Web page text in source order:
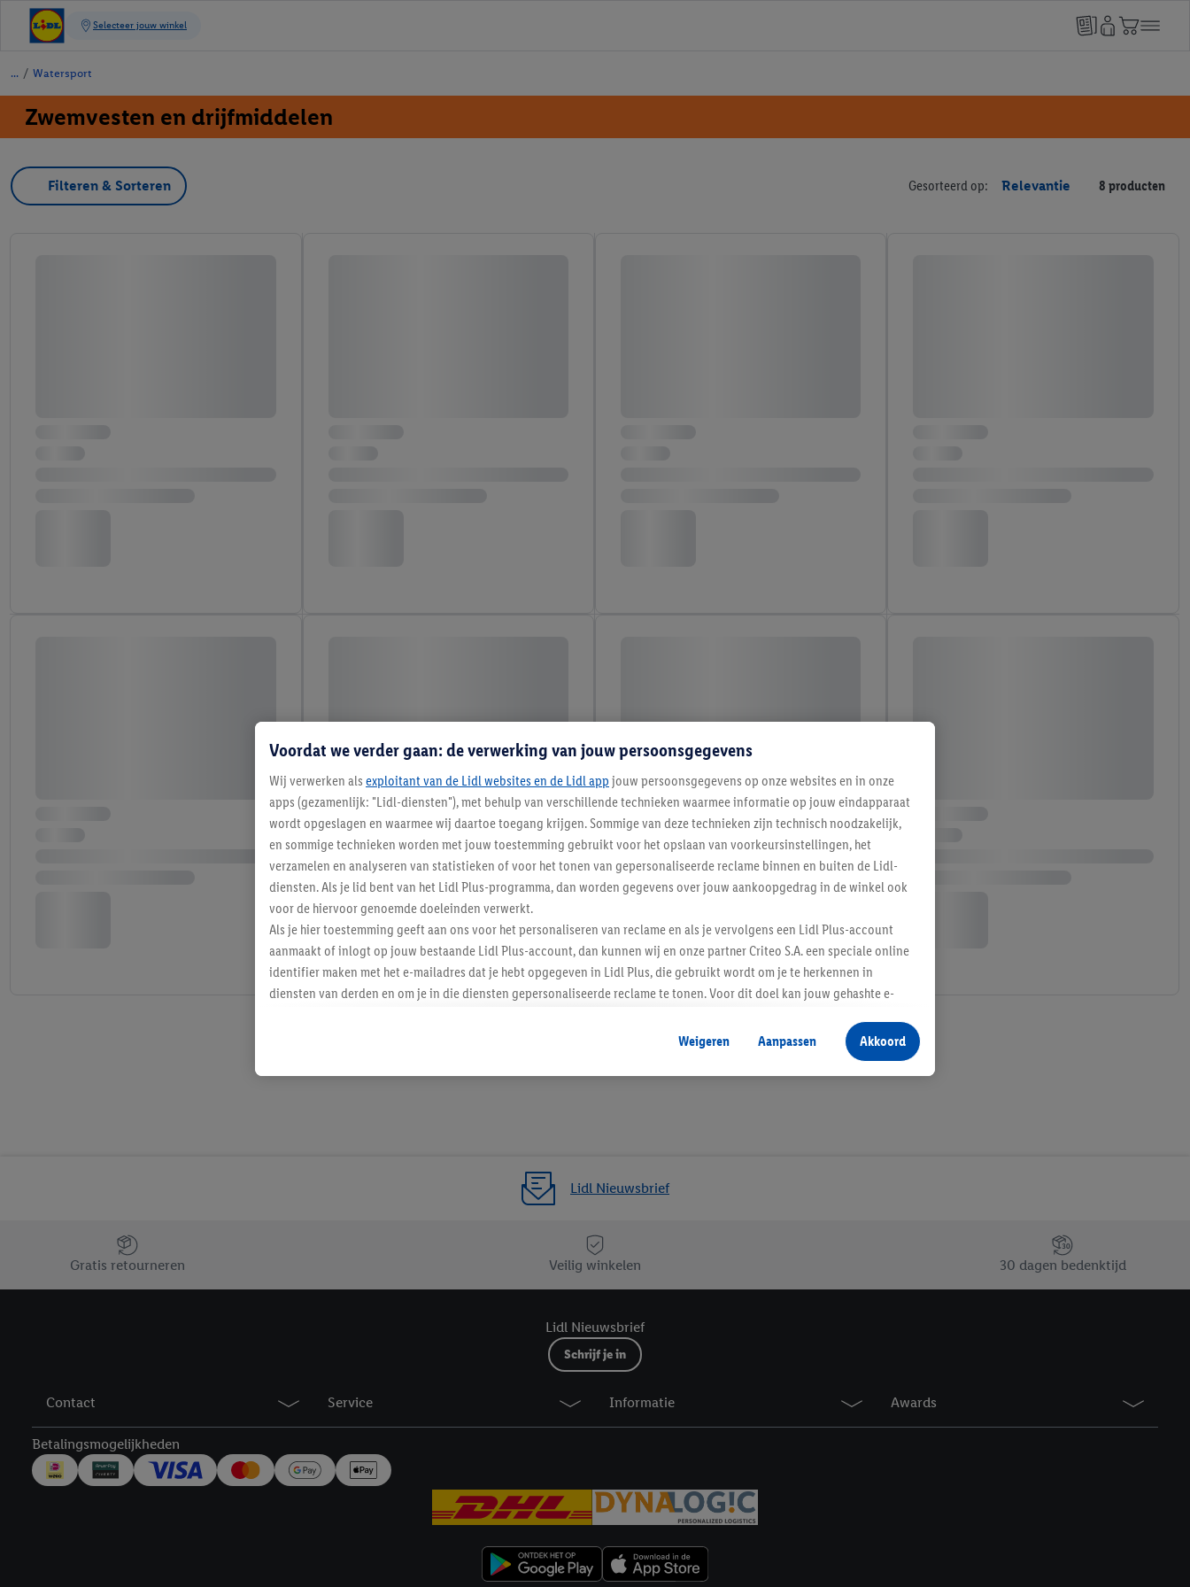
/ Watersport
Zwemvesten en drijfmiddelen
Filteren & Sorteren Gesorteerd op: Relevantie 8 producten
Lidl Nieuwsbrief
Jouw voordelen bij ons als Lidl webshop klant
Gratis retourneren
Veilig winkelen 30 dagen bedenktijd
Lidl Nieuwsbrief
Schrijf je in
Contact Service Informatie Awards
Betalingsmogelijkheden
Voordat we verder gaan: de verwerking van jouw persoonsgegevens
Wij verwerken als exploitant van de Lidl websites en de Lidl app jouw persoonsgegevens op onze websites en in onze
apps (gezamenlijk: "Lidl-diensten"), met behulp van verschillende technieken waarmee informatie op jouw eindapparaat
wordt opgeslagen en waarmee wij daartoe toegang krijgen. Sommige van deze technieken zijn technisch noodzakelijk,
en sommige technieken worden met jouw toestemming gebruikt voor het opslaan van voorkeursinstellingen, het
verzamelen en analyseren van statistieken of voor het tonen van gepersonaliseerde reclame binnen en buiten de Lidl-
diensten. Als je lid bent van het Lidl Plus-programma, dan worden gegevens over jouw aankoopgedrag in de winkel ook
voor de hiervoor genoemde doeleinden verwerkt.
Als je hier toestemming geeft aan ons voor het personaliseren van reclame en als je vervolgens een Lidl Plus-account
aanmaakt of inlogt op jouw bestaande Lidl Plus-account, dan kunnen wij en onze partner Criteo S.A. een speciale online
identifier maken met het e-mailadres dat je hebt opgegeven in Lidl Plus, die gebruikt wordt om je te herkennen in
diensten van derden en om je in die diensten gepersonaliseerde reclame te tonen. Voor dit doel kan jouw gehashte e-
Als je hiervoor toestemming geeft, dan kunnen retargeting advertenties worden weergegeven voor producten waarin je
eerder interesse hebt getoond (bijvoorbeeld door het product in een winkelmandje van een online winkel te plaatsen
Onder "Aanpassen" kun je aangeven met welke cookies en vergelijkbare technieken en met welke
verwerkingsdoeleinden je instemt. Verder kan je er meer informatie vinden over de gegevensverwerking.
Door op "Akkoord" te klikken, stem je in met alle verwerkingen voor alle bovengenoemde doeleinden. Meer informatie,
inclusief over de opslagperiode van de gegevens en je recht om jouw toestemming op elk gewenst moment in te
Weigeren Aanpassen Akkoord